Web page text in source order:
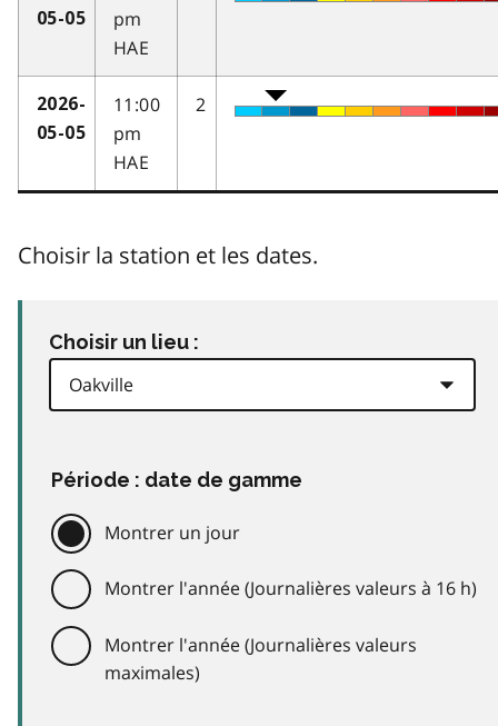
05-05
pm
HAE
2026-
05-05
11:00
pm
HAE
2
Choisir la station et les dates.
Choisir un lieu :
Période : date de gamme
Montrer un jour
Montrer l'année (Journalières valeurs à 16 h)
Montrer l'année (Journalières valeurs
maximales)